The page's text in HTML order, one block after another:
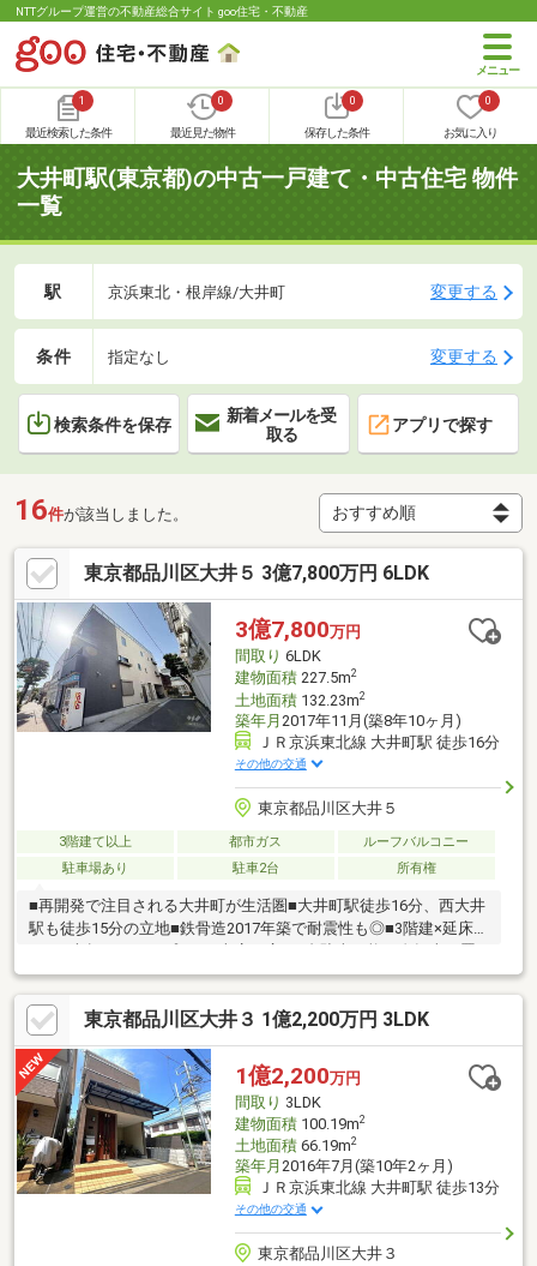
NTTグループ運営の不動産総合サイト goo住宅・不動産
1
最近検索した条件
0
最近見た物件
0
保存した条件
0
お気に入り
大井町駅(東京都)の中古一戸建て・中古住宅 物件
一覧
駅 京浜東北・根岸線/大井町 変更する
条件 指定なし 変更する
検索条件を保存
新着メールを受
取る
アプリで探す
16件が該当しました。
東京都品川区大井５ 3億7,800万円 6LDK
3億7,800万円
間取り 6LDK
建物面積227.5m2
土地面積132.23m2
築年月 2017年11月(築8年10ヶ月)
ＪＲ京浜東北線 大井町駅 徒歩16分
その他の交通
東京都品川区大井５
3階建て以上 都市ガス
ルーフバルコニー
駐車場あり
駐車2台 所有権
■再開発で注目される大井町が生活圏■大井町駅徒歩16分、西大井
駅も徒歩15分の立地■鉄骨造2017年築で耐震性も◎■3階建×延床
くスペースも有り。物件のメリット、デメリットを余すところな
くお伝えします！定休日なし、当日のご内覧（ご対応）も承りま
す！弊社独自のお得な「平日会員制度」あり！19時以降のご案
内・スキマ時間でのご案内もお気軽にお申し付けください。＊＊
個人事業主の方や会社経営者の方など住宅ローンにご不安がある
方＊＊弊社には専属のファイナンシャルプランナーが在籍してお
ります。まずはご相談を。
東京都品川区大井３ 1億2,200万円 3LDK
1億2,200万円
間取り 3LDK
建物面積100.19m2
土地面積66.19m2
築年月 2016年7月(築10年2ヶ月)
ＪＲ京浜東北線 大井町駅 徒歩13分
その他の交通
東京都品川区大井３